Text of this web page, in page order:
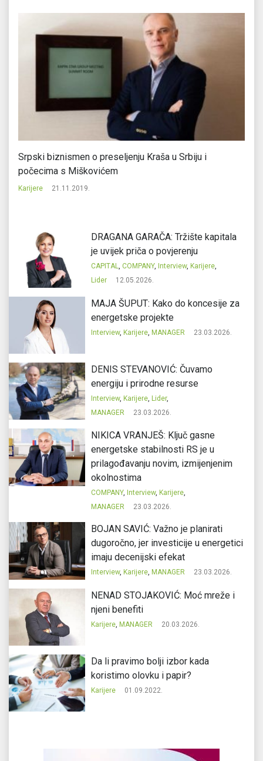
Srpski biznismen o preseljenju Kraša u Srbiju i
počecima s Miškovićem
Karijere 21.11.2019.
DRAGANA GARAČA: Tržište kapitala
je uvijek priča o povjerenju
CAPITAL, COMPANY, Interview, Karijere,
Lider
12.05.2026.
MAJA ŠUPUT: Kako do koncesije za
energetske projekte
Interview, Karijere, MANAGER 23.03.2026.
DENIS STEVANOVIĆ: Čuvamo
energiju i prirodne resurse
Interview, Karijere, Lider,
MANAGER
23.03.2026.
NIKICA VRANJEŠ: Ključ gasne
energetske stabilnosti RS je u
prilagođavanju novim, izmijenjenim
okolnostima
COMPANY, Interview, Karijere,
MANAGER
23.03.2026.
BOJAN SAVIĆ: Važno je planirati
dugoročno, jer investicije u energetici
imaju decenijski efekat
Interview, Karijere, MANAGER 23.03.2026.
NENAD STOJAKOVIĆ: Moć mreže i
njeni benefiti
Karijere, MANAGER 20.03.2026.
Da li pravimo bolji izbor kada
koristimo olovku i papir?
Karijere 01.09.2022.